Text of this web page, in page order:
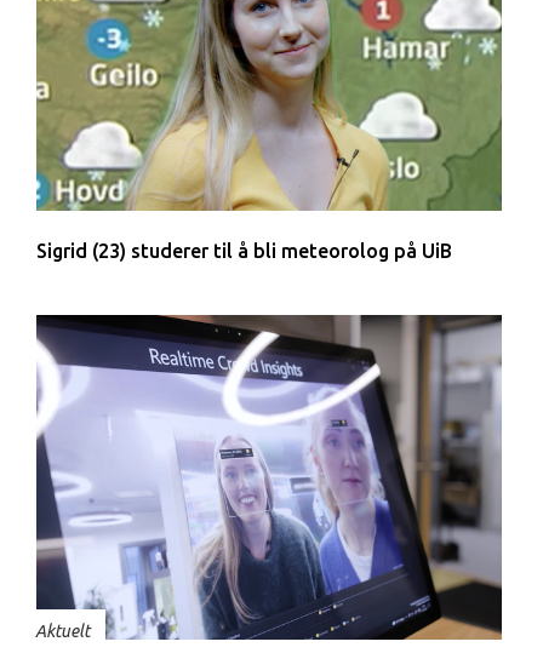
Sigrid (23) studerer til å bli meteorolog på UiB
Aktuelt